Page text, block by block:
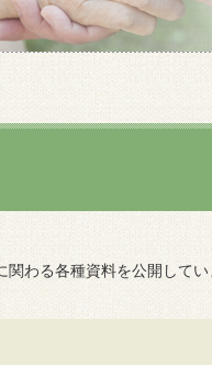
わる各種資料を公開してい